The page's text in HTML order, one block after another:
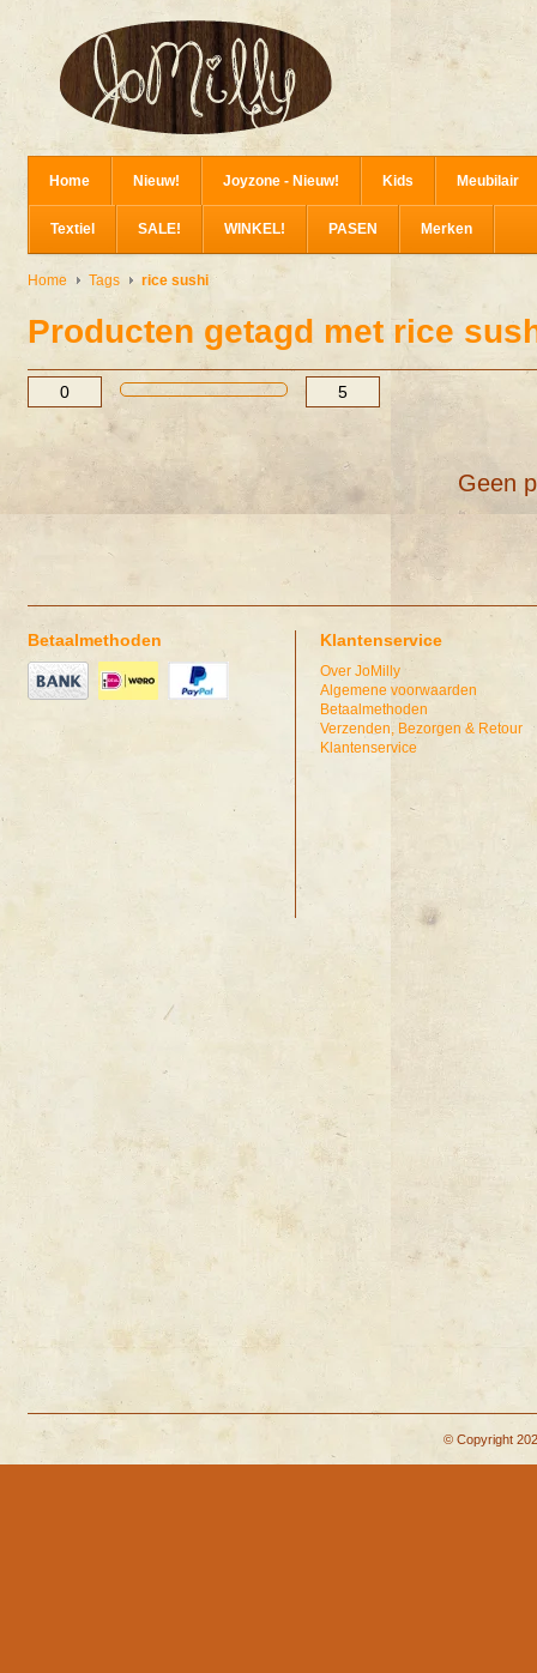
Home Nieuw! Joyzone - Nieuw! Kids Meubilair
Textiel SALE! WINKEL! PASEN Merken
Home Tags rice sushi
Producten getagd met rice
Geen
Betaalmethoden Klantenservice
Over JoMilly
Algemene voorwaarden
Betaalmethoden
Verzenden, Bezorgen & Retour
Klantenservice
© Copyright